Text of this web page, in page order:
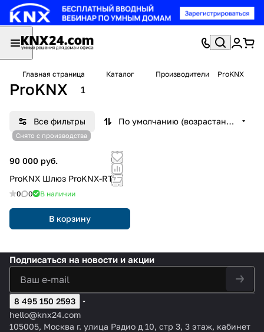
Главная страница Каталог Производители ProKNX
ProKNX 1
Все фильтры По умолчанию (возрастание)
Снято с производства
90 000 руб.
ProKNX Шлюз ProKNX-RTI
0 0 В наличии
В корзину
Подписаться на новости и акции
8 495 150 2593
hello@knx24.com
105005, Москва г. улица Радио д 10, стр 3, 3 этаж, кабинет